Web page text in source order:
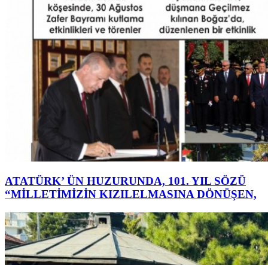
ATATÜRK’ ÜN HUZURUNDA, 101. YIL SÖZÜ
“MİLLETİMİZİN KIZILELMASINA DÖNÜŞEN,